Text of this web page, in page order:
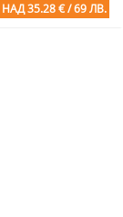
НАД 35.28 € / 69 ЛВ.